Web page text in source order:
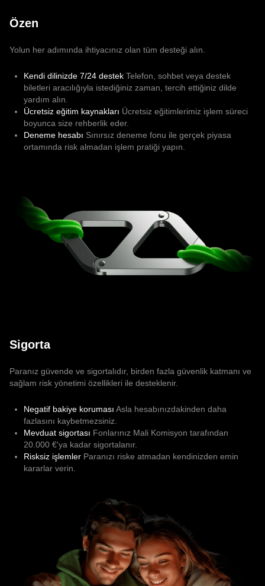
Özen
Yolun her adımında ihtiyacınız olan tüm desteği alın.
Kendi dilinizde 7/24 destek Telefon, sohbet veya destek
biletleri aracılığıyla istediğiniz zaman, tercih ettiğiniz dilde
yardım alın.
Ücretsiz eğitim kaynakları Ücretsiz eğitimlerimiz işlem süreci
boyunca size rehberlik eder.
Deneme hesabı Sınırsız deneme fonu ile gerçek piyasa
ortamında risk almadan işlem pratiği yapın.
Sigorta
Paranız güvende ve sigortalıdır, birden fazla güvenlik katmanı ve
sağlam risk yönetimi özellikleri ile desteklenir.
Negatif bakiye koruması Asla hesabınızdakinden daha
fazlasını kaybetmezsiniz.
Mevduat sigortası Fonlarınız Mali Komisyon tarafından
20.000 €'ya kadar sigortalanır.
Risksiz işlemler Paranızı riske atmadan kendinizden emin
kararlar verin.